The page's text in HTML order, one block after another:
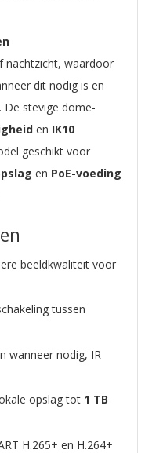
nachtzicht, waardoor
dit nodig is en
stevige dome-
en IK10
geschikt voor
en PoE-voeding
beeldkwaliteit voor
tussen
wanneer nodig, IR
opslag tot 1 TB
H.265+ en H.264+